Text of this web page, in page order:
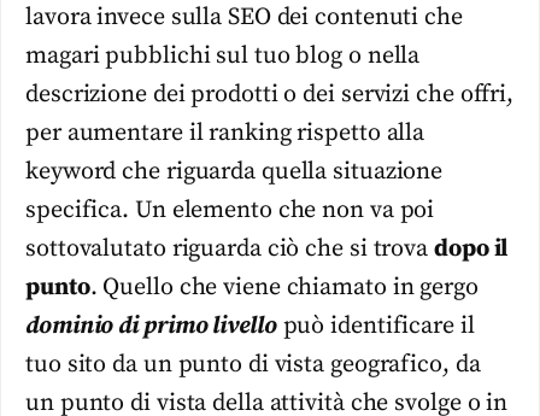
lavora invece sulla SEO dei contenuti che
magari pubblichi sul tuo blog o nella
descrizione dei prodotti o dei servizi che offri,
per aumentare il ranking rispetto alla
keyword che riguarda quella situazione
specifica. Un elemento che non va poi
sottovalutato riguarda ciò che si trova dopo il
punto. Quello che viene chiamato in gergo
dominio di primo livellopuò identificare il
tuo sito da un punto di vista geografico, da
un punto di vista della attività che svolge o in